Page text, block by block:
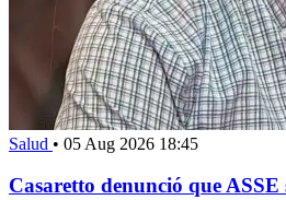
Salud • 05 Aug 2026 18:45
Casaretto denunció que